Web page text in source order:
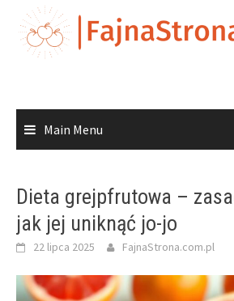
content
Main Menu
Dieta grejpfrutowa –
jak jej uniknąć jo-jo
22 lipca 2025 FajnaStrona.com.pl